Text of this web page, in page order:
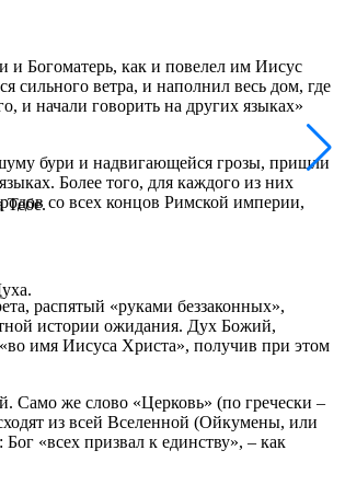
и Богоматерь, как и повелел им Иисус
сильного ветра, и наполнил весь дом, где
и начали говорить на других языках»
бури и надвигающейся грозы, пришли
Более того, для каждого из них
со всех концов Римской империи,
распятый «руками беззаконных»,
истории ожидания. Дух Божий,
имя Иисуса Христа», получив при этом
Само же слово «Церковь» (по гречески –
из всей Вселенной (Ойкумены, или
«всех призвал к единству», – как
Тебе.